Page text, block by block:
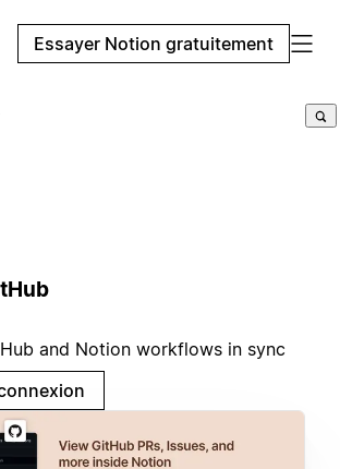
Essayer Notion gratuitement
and Notion workflows in sync